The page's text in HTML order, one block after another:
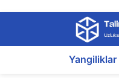
content
Yangiliklar